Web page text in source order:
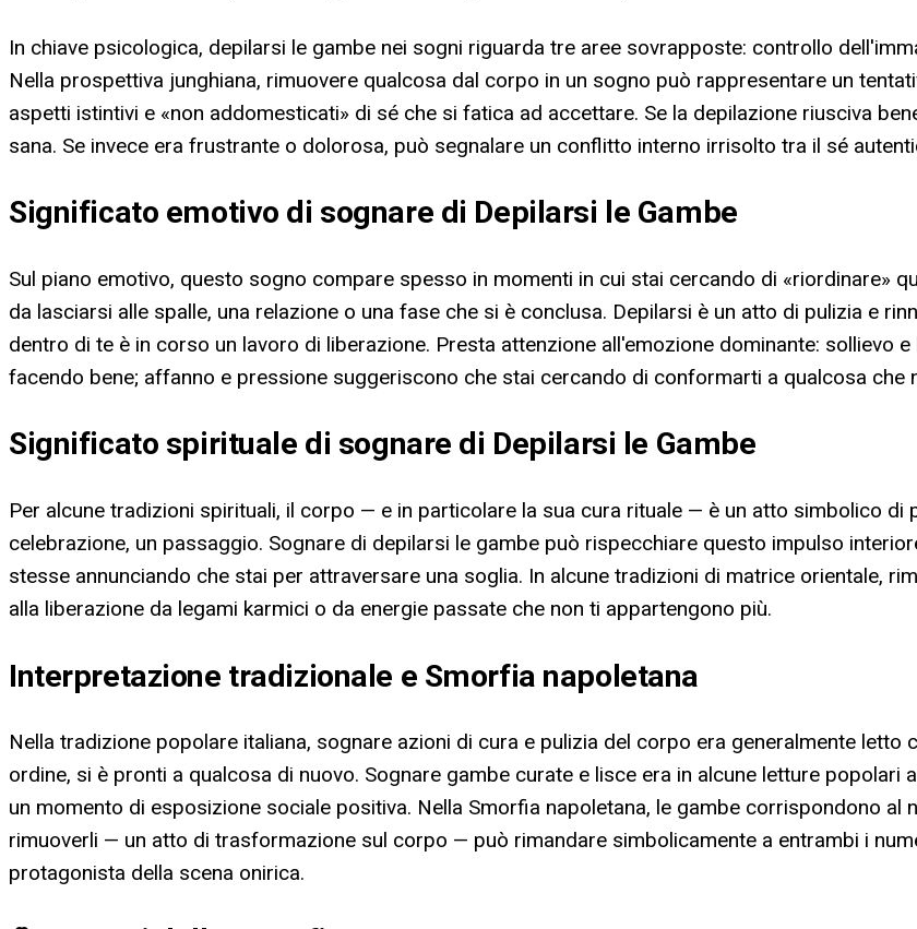
In chiave psicologica, depilarsi le gambe nei sogni riguarda tre aree sovrapposte: controllo
Nella prospettiva junghiana, rimuovere qualcosa dal corpo in un sogno può rappresentare un
aspetti istintivi e «non addomesticati» di sé che si fatica ad accettare. Se la depilazione riusciva
sana. Se invece era frustrante o dolorosa, può segnalare un conflitto interno irrisolto tra il sé
Significato emotivo di sognare di Depilarsi le Gambe
Sul piano emotivo, questo sogno compare spesso in momenti in cui stai cercando di «riordinare»
da lasciarsi alle spalle, una relazione o una fase che si è conclusa. Depilarsi è un atto di pulizia e
dentro di te è in corso un lavoro di liberazione. Presta attenzione all'emozione dominante: sollievo
facendo bene; affanno e pressione suggeriscono che stai cercando di conformarti a qualcosa che
Significato spirituale di sognare di Depilarsi le Gambe
Per alcune tradizioni spirituali, il corpo — e in particolare la sua cura rituale — è un atto simbolico di
celebrazione, un passaggio. Sognare di depilarsi le gambe può rispecchiare questo impulso
stesse annunciando che stai per attraversare una soglia. In alcune tradizioni di matrice orientale,
alla liberazione da legami karmici o da energie passate che non ti appartengono più.
Interpretazione tradizionale e Smorfia napoletana
Nella tradizione popolare italiana, sognare azioni di cura e pulizia del corpo era generalmente
ordine, si è pronti a qualcosa di nuovo. Sognare gambe curate e lisce era in alcune letture
un momento di esposizione sociale positiva. Nella Smorfia napoletana, le gambe corrispondono
rimuoverli — un atto di trasformazione sul corpo — può rimandare simbolicamente a entrambi i
protagonista della scena onirica.